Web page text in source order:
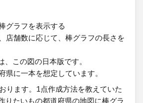
グラフを表示する
店舗数に応じて、棒グラフの長さを
この図の日本版です。
県に一本を想定しています。​